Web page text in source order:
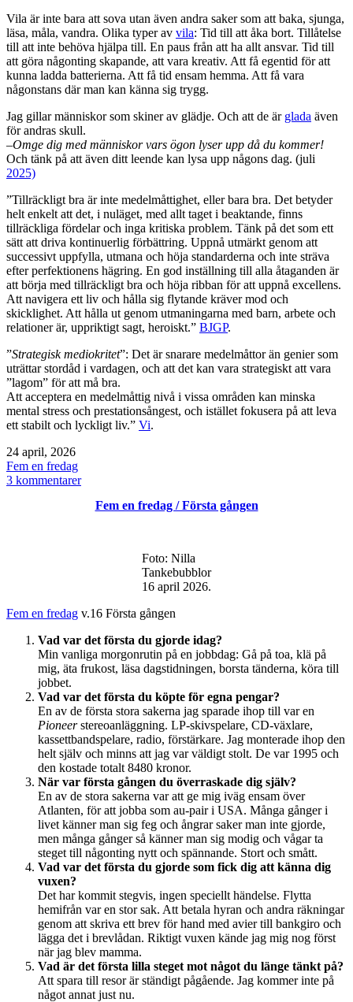
Vila är inte bara att sova utan även andra saker som att baka, sjunga,
läsa, måla, vandra. Olika typer av vila: Tid till att åka bort. Tillåtelse
till att inte behöva hjälpa till. En paus från att ha allt ansvar. Tid till
att göra någonting skapande, att vara kreativ. Att få egentid för att
kunna ladda batterierna. Att få tid ensam hemma. Att få vara
någonstans där man kan känna sig trygg.
Jag gillar människor som skiner av glädje. Och att de är glada även
för andras skull.
–Omge dig med människor vars ögon lyser upp då du kommer!
Och tänk på att även ditt leende kan lysa upp någons dag. (juli
2025)
”Tillräckligt bra är inte medelmåttighet, eller bara bra. Det betyder
helt enkelt att det, i nuläget, med allt taget i beaktande, finns
tillräckliga fördelar och inga kritiska problem. Tänk på det som ett
sätt att driva kontinuerlig förbättring. Uppnå utmärkt genom att
successivt uppfylla, utmana och höja standarderna och inte sträva
efter perfektionens hägring. En god inställning till alla åtaganden är
att börja med tillräckligt bra och höja ribban för att uppnå excellens.
Att navigera ett liv och hålla sig flytande kräver mod och
skicklighet. Att hålla ut genom utmaningarna med barn, arbete och
relationer är, uppriktigt sagt, heroiskt.” BJGP.
”Strategisk mediokritet”: Det är snarare medelmåttor än genier som
uträttar stordåd i vardagen, och att det kan vara strategiskt att vara
”lagom” för att må bra.
Att acceptera en medelmåttig nivå i vissa områden kan minska
mental stress och prestationsångest, och istället fokusera på att leva
ett stabilt och lyckligt liv.” Vi.
Publicerat
den
24 april, 2026
Kategoriserat
som
Fem en fredag
3 kommentarertill
Fem en fredag / Första gången
Foto: Nilla
Tankebubblor
16 april 2026.
Fem en fredag v.16 Första gången
Vad var det första du gjorde idag?
Min vanliga morgonrutin på en jobbdag: Gå på toa, klä på
mig, äta frukost, läsa dagstidningen, borsta tänderna, köra till
jobbet.
Vad var det första du köpte för egna pengar?
En av de första stora sakerna jag sparade ihop till var en
Pioneerstereoanläggning. LP-skivspelare, CD-växlare,
kassettbandspelare, radio, förstärkare. Jag monterade ihop den
helt själv och minns att jag var väldigt stolt. De var 1995 och
den kostade totalt 8480 kronor.
När var första gången du överraskade dig själv?
En av de stora sakerna var att ge mig iväg ensam över
Atlanten, för att jobba som au-pair i USA. Många gånger i
livet känner man sig feg och ångrar saker man inte gjorde,
men många gånger så känner man sig modig och vågar ta
steget till någonting nytt och spännande. Stort och smått.
Vad var det första du gjorde som fick dig att känna dig
vuxen?
Det har kommit stegvis, ingen speciellt händelse. Flytta
hemifrån var en stor sak. Att betala hyran och andra räkningar
genom att skriva ett brev för hand med avier till bankgiro och
lägga det i brevlådan. Riktigt vuxen kände jag mig nog först
när jag blev mamma.
Vad är det första lilla steget mot något du länge tänkt på?
Att spara till resor är ständigt pågående. Jag kommer inte på
något annat just nu.